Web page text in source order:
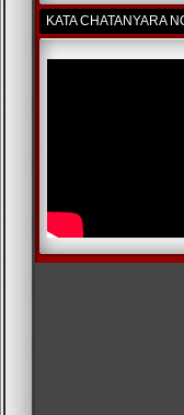
KATA CHATANYARA